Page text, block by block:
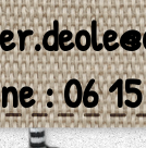
: 06